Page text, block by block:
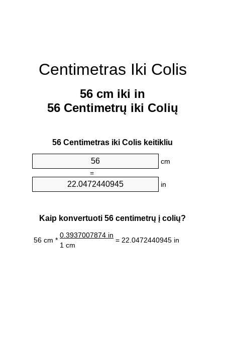
Centimetras Iki Colis
56 cm iki in
56 Centimetrų iki Colių
56 Centimetras iki Colis keitikliu
cm
=
in
Kaip konvertuoti 56 centimetrų į colių?
56 cm *
0.3937007874 in
= 22.0472440945 in
1 cm